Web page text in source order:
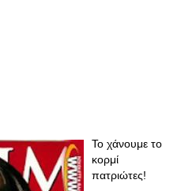
Το χάνουμε το
κορμί
πατριώτες!